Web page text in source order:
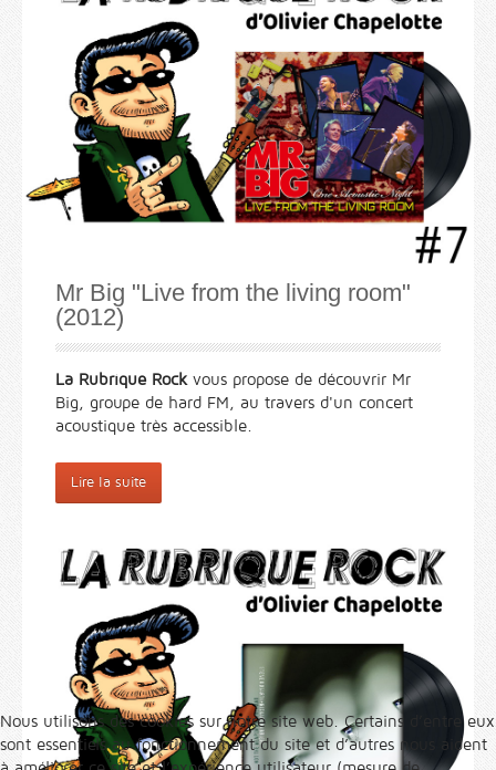
Mr Big "Live from the living room"
(2012)
La Rubrique Rock vous propose de découvrir Mr
Big, groupe de hard FM, au travers d'un concert
acoustique très accessible.
Lire la suite
Nous utilisons des cookies sur notre site web. Certains d’entre eux
sont essentiels au fonctionnement du site et d’autres nous aident